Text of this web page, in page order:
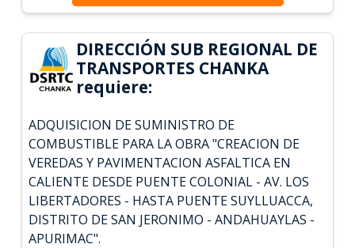
DIRECCIÓN SUB REGIONAL DE
TRANSPORTES CHANKA
requiere:
ADQUISICION DE SUMINISTRO DE
COMBUSTIBLE PARA LA OBRA "CREACION DE
VEREDAS Y PAVIMENTACION ASFALTICA EN
CALIENTE DESDE PUENTE COLONIAL - AV. LOS
LIBERTADORES - HASTA PUENTE SUYLLUACCA,
DISTRITO DE SAN JERONIMO - ANDAHUAYLAS -
APURIMAC".